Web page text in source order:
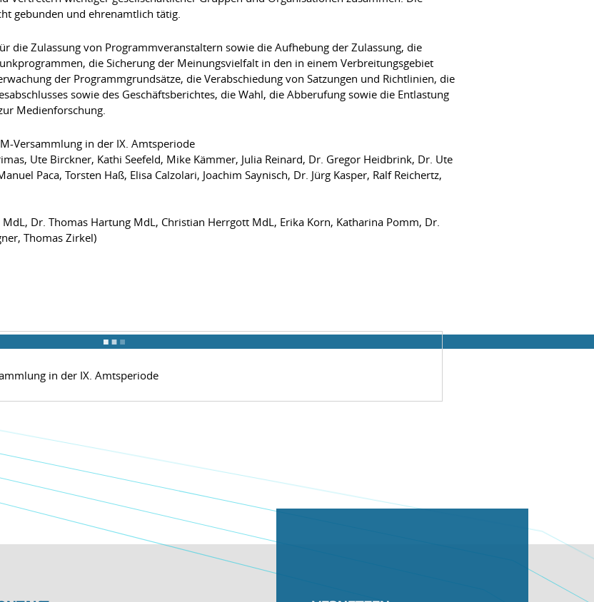
gebunden und ehrenamtlich tätig.
die Zulassung von Programmveranstaltern sowie die Aufhebung der Zulassung, die
die Sicherung der Meinungsvielfalt in den in einem Verbreitungsgebiet
der Programmgrundsätze, die Verabschiedung von Satzungen und Richtlinien, die
sowie des Geschäftsberichtes, die Wahl, die Abberufung sowie die Entlastung
Medienforschung.
Versammlung in der IX. Amtsperiode
Ute Birckner, Kathi Seefeld, Mike Kämmer, Julia Reinard, Dr. Gregor Heidbrink, Dr. Ute
Paca, Torsten Haß, Elisa Calzolari, Joachim Saynisch, Dr. Jürg Kasper, Ralf Reichertz,
Dr. Thomas Hartung MdL, Christian Herrgott MdL, Erika Korn, Katharina Pomm, Dr.
Thomas Zirkel)
in der IX. Amtsperiode